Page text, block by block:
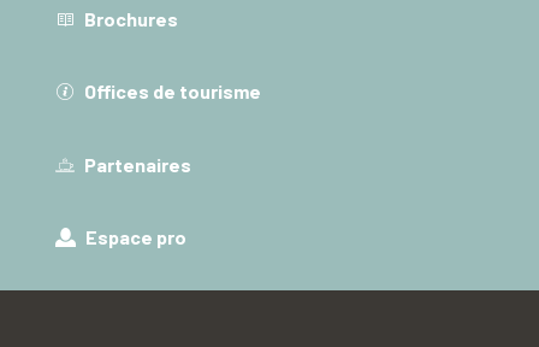
Brochures
Offices de tourisme
Partenaires
Espace pro